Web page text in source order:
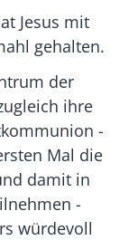
Jesus mit
gehalten.
der
ihre
-
Mal die
damit in
-
würdevoll